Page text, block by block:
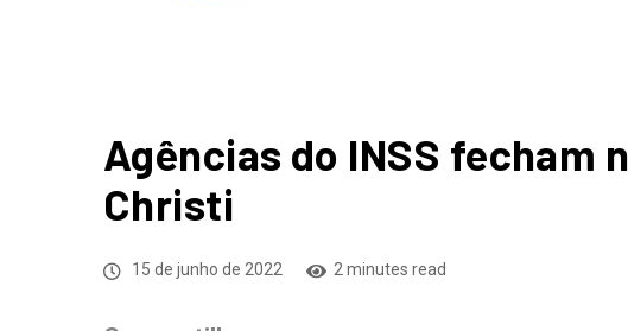
Agências do INSS fecham
Christi
15 de junho de 2022 2 minutes read